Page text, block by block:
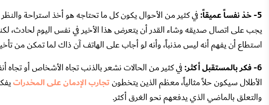
5- خذ نفساً عميقاً:
في كثير من الأحوال يكون كل ما تحتاجه هو أخذ استراحة والنظر
يجب على اتصال صديقه وشاء القدر أن يتعرض هذا الأخير في نفس اليوم لحادث،
استطاع أن يفهم أنه ليس مذنباً، وأنه لو أجاب على الهاتف آن ذاك لما تمكن من
6- فكر بالمستقبل أكثر:
في كثير من الحالات نشعر بالذنب تجاه الأشخاص أو تجاه
الأطلال سيكون حلاً مثالياً، معظم الذين يتخطونتجارب الإدمان على المخدرات
والتعلق بالماضي الذي يدفعهم نحو الغرق أكثر.